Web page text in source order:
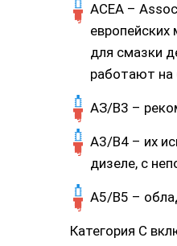
ACEA –
для смазки
работают на
АЗ/В3 –
А3/В4 – их
дизеле, с
А5/В5 –
Категория С